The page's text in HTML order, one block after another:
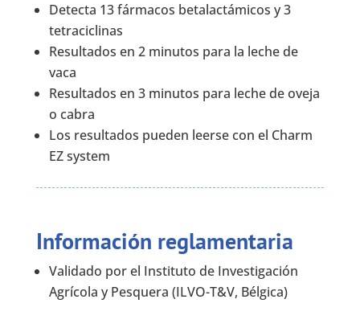
Detecta 13 fármacos betalactámicos y 3
tetraciclinas
Resultados en 2 minutos para la leche de
vaca
Resultados en 3 minutos para leche de oveja
o cabra
Los resultados pueden leerse con el Charm
EZ system
Información reglamentaria
Validado por el Instituto de Investigación
Agrícola y Pesquera (ILVO-T&V, Bélgica)